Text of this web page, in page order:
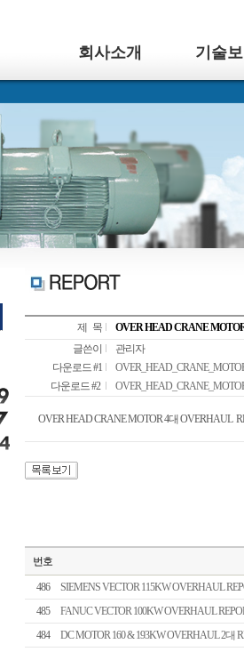
회사소개 기술
제 목 OVER HEAD CRANE
글쓴이
관리자
다운로드 #1
다운로드 #2
OVER HEAD CRANE MOTOR 4대 OVERHAUL
번호
486 SIEMENS VECTOR 115KW OVERHAUL
485
FANUC VECTOR 100KW OVERHAUL
484
DC MOTOR 160 & 193KW OVERHAUL 2대